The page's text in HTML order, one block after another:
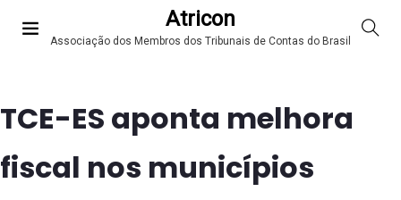
Atricon
Associação dos Membros dos Tribunais de Contas do Brasil
TCE-ES aponta melhora
fiscal nos municípios